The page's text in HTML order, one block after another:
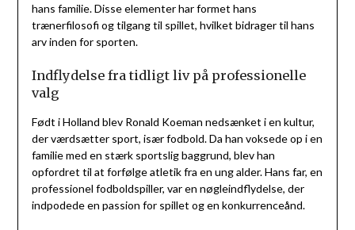
hans familie. Disse elementer har formet hans
trænerfilosofi og tilgang til spillet, hvilket bidrager til hans
arv inden for sporten.
Indflydelse fra tidligt liv på professionelle
valg
Født i Holland blev Ronald Koeman nedsænket i en kultur,
der værdsætter sport, især fodbold. Da han voksede op i en
familie med en stærk sportslig baggrund, blev han
opfordret til at forfølge atletik fra en ung alder. Hans far, en
professionel fodboldspiller, var en nøgleindflydelse, der
indpodede en passion for spillet og en konkurrenceånd.